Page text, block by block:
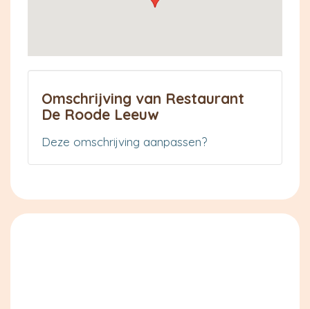
Omschrijving van Restaurant
De Roode Leeuw
Deze omschrijving aanpassen?